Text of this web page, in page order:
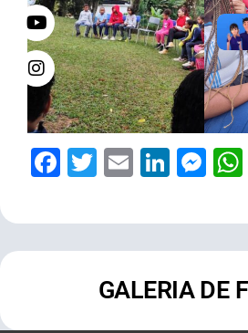
Facebook
Twitter
Email
GALERIA DE